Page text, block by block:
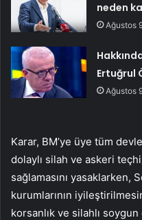
neden
Ağustos
Ertuğrul
Ağustos
Karar, BM’ye üye tüm
dolaylı silah ve askeri
sağlamasını yasaklarken,
kurumlarının
korsanlık ve silahlı